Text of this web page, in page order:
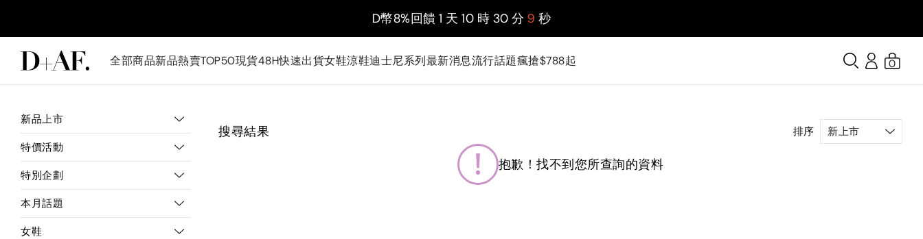
D幣8%回饋 1 天 10 時 30 分 9 秒
全部商品新品熱賣TOP50現貨48H快速出貨女鞋涼鞋迪士尼系列最新消息流行話題瘋搶$788起 0
新品上市
特價活動
特別企劃
本月話題
女鞋
搜尋結果 排序
抱歉！找不到您所查詢的資料